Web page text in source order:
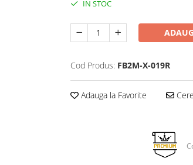
IN STOC
Cod Produs: FB2M-X-019R
Adauga la Favorite